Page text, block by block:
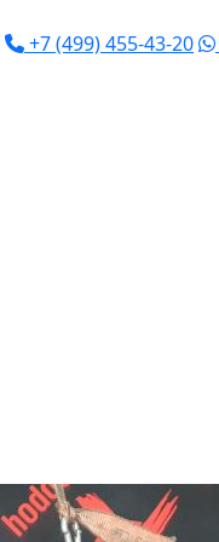
+7 (499) 455-43-20